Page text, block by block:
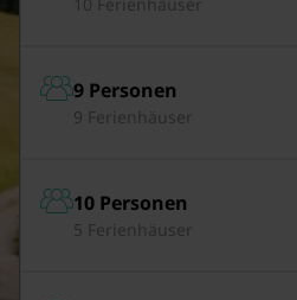
9 Personen
9 Ferienhäuser
10 Personen
5 Ferienhäuser